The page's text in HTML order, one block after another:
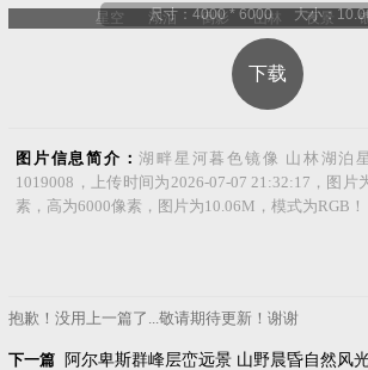
星空 湖泊 倒影 山林 夜景
尺寸：4000 * 6000 大小：
下载
图片信息简介：湖畔星河暮色镜像 山林湖泊
1019008，上传时间为2026-07-07 21:32:17，图片
素，高为6000像素，图片为10.06M，模式为RGB！
抱歉！没用上一篇了...敬请期待更新！谢谢
下一篇阿尔卑斯群峰层峦远景 山野晨昏自然风